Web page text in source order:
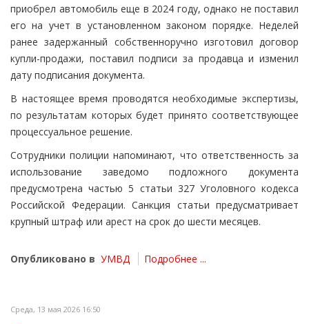
приобрел автомобиль еще в 2024 году, однако не поставил
его на учет в установленном законом порядке. Неделей
ранее задержанный собственноручно изготовил договор
купли-продажи, поставил подписи за продавца и изменил
дату подписания документа.
В настоящее время проводятся необходимые экспертизы,
по результатам которых будет принято соответствующее
процессуальное решение.
Сотрудники полиции напоминают, что ответственность за
использование заведомо подложного документа
предусмотрена частью 5 статьи 327 Уголовного кодекса
Российской Федерации. Санкция статьи предусматривает
крупный штраф или арест на срок до шести месяцев.
Опубликовано в УМВД Подробнее ...
Среда, 13 мая 2026 16:50